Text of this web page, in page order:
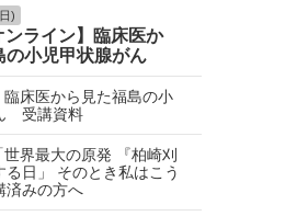
)
ンライン】臨床医か
の小児甲状腺がん
床医から見た福島の小
受講資料
界最大の原発 『柏崎刈
る日」 そのとき私はこう
みの方へ